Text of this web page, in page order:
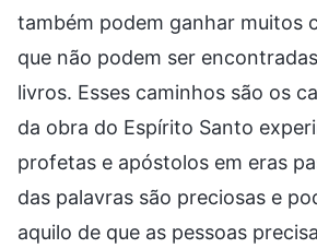
também podem ganhar muitos
que não podem ser
livros. Esses caminhos são os
da obra do Espírito Santo
profetas e apóstolos em eras
das palavras são preciosas e
aquilo de que as pessoas